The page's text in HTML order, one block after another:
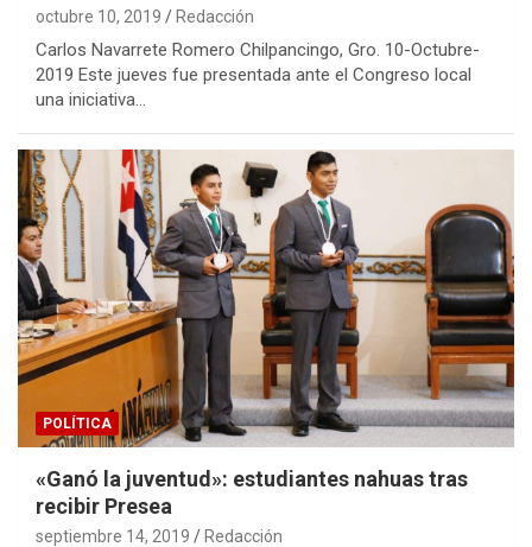
octubre 10, 2019 Redacción
Carlos Navarrete Romero Chilpancingo, Gro. 10-Octubre-
2019 Este jueves fue presentada ante el Congreso local
una iniciativa…
POLÍTICA
«Ganó la juventud»: estudiantes nahuas tras
recibir Presea
septiembre 14, 2019 Redacción